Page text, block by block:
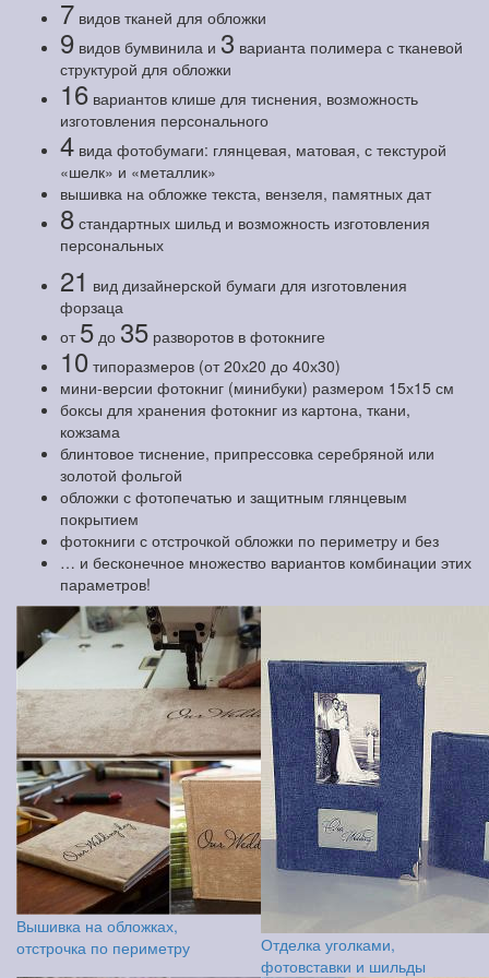
7 видов тканей для обложки
9 видов бумвинила и 3 варианта полимера с тканевой
структурой для обложки
16 вариантов клише для тиснения, возможность
изготовления персонального
4 вида фотобумаги: глянцевая, матовая, с текстурой
«шелк» и «металлик»
вышивка на обложке текста, вензеля, памятных дат
8 стандартных шильд и возможность изготовления
персональных
21 вид дизайнерской бумаги для изготовления
форзаца
от 5 до 35 разворотов в фотокниге
10 типоразмеров (от 20х20 до 40х30)
мини-версии фотокниг (минибуки) размером 15х15 см
боксы для хранения фотокниг из картона, ткани,
кожзама
блинтовое тиснение, припрессовка серебряной или
золотой фольгой
обложки с фотопечатью и защитным глянцевым
покрытием
фотокниги с отстрочкой обложки по периметру и без
… и бесконечное множество вариантов комбинации этих
параметров!
Вышивка на обложках,
отстрочка по периметру
Отделка уголками,
фотовставки и шильды